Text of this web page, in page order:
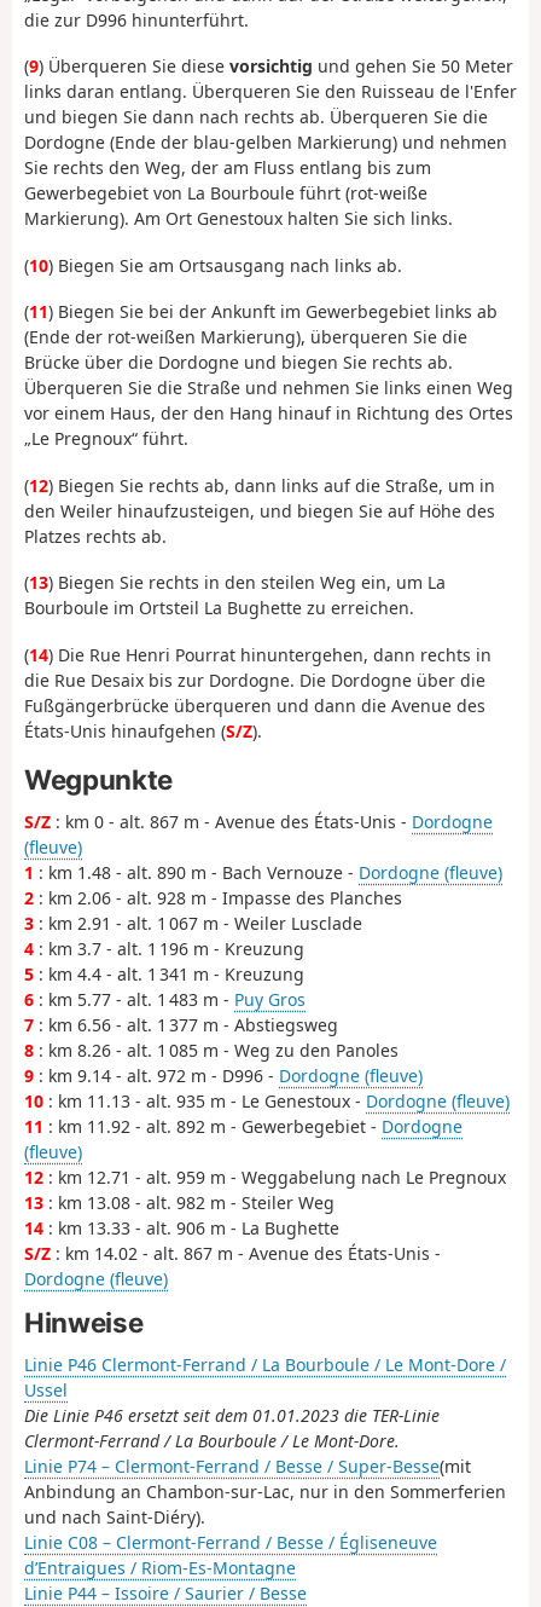
die zur D996 hinunterführt.
(9) Überqueren Sie diese vorsichtig und gehen Sie 50 Meter
links daran entlang. Überqueren Sie den Ruisseau de l'Enfer
und biegen Sie dann nach rechts ab. Überqueren Sie die
Dordogne (Ende der blau-gelben Markierung) und nehmen
Sie rechts den Weg, der am Fluss entlang bis zum
Gewerbegebiet von La Bourboule führt (rot-weiße
Markierung). Am Ort Genestoux halten Sie sich links.
(10) Biegen Sie am Ortsausgang nach links ab.
(11) Biegen Sie bei der Ankunft im Gewerbegebiet links ab
(Ende der rot-weißen Markierung), überqueren Sie die
Brücke über die Dordogne und biegen Sie rechts ab.
Überqueren Sie die Straße und nehmen Sie links einen Weg
vor einem Haus, der den Hang hinauf in Richtung des Ortes
„Le Pregnoux“ führt.
(12) Biegen Sie rechts ab, dann links auf die Straße, um in
den Weiler hinaufzusteigen, und biegen Sie auf Höhe des
Platzes rechts ab.
(13) Biegen Sie rechts in den steilen Weg ein, um La
Bourboule im Ortsteil La Bughette zu erreichen.
(14) Die Rue Henri Pourrat hinuntergehen, dann rechts in
die Rue Desaix bis zur Dordogne. Die Dordogne über die
Fußgängerbrücke überqueren und dann die Avenue des
États-Unis hinaufgehen (S/Z).
Wegpunkte
S/Z : km 0 - alt. 867 m - Avenue des États-Unis - Dordogne
(fleuve)
1 : km 1.48 - alt. 890 m - Bach Vernouze - Dordogne (fleuve)
2 : km 2.06 - alt. 928 m - Impasse des Planches
3 : km 2.91 - alt. 1 067 m - Weiler Lusclade
4 : km 3.7 - alt. 1 196 m - Kreuzung
5 : km 4.4 - alt. 1 341 m - Kreuzung
6 : km 5.77 - alt. 1 483 m - Puy Gros
7 : km 6.56 - alt. 1 377 m - Abstiegsweg
8 : km 8.26 - alt. 1 085 m - Weg zu den Panoles
9 : km 9.14 - alt. 972 m - D996 - Dordogne (fleuve)
10 : km 11.13 - alt. 935 m - Le Genestoux - Dordogne (fleuve)
11 : km 11.92 - alt. 892 m - Gewerbegebiet - Dordogne
(fleuve)
12 : km 12.71 - alt. 959 m - Weggabelung nach Le Pregnoux
13 : km 13.08 - alt. 982 m - Steiler Weg
14 : km 13.33 - alt. 906 m - La Bughette
S/Z : km 14.02 - alt. 867 m - Avenue des États-Unis -
Dordogne (fleuve)
Hinweise
Linie P46 Clermont-Ferrand / La Bourboule / Le Mont-Dore /
Ussel
Die Linie P46 ersetzt seit dem 01.01.2023 die TER-Linie
Clermont-Ferrand / La Bourboule / Le Mont-Dore.
Linie P74 – Clermont-Ferrand / Besse / Super-Besse(mit
Anbindung an Chambon-sur-Lac, nur in den Sommerferien
und nach Saint-Diéry).
Linie C08 – Clermont-Ferrand / Besse / Égliseneuve
d’Entraigues / Riom-Es-Montagne
Linie P44 – Issoire / Saurier / Besse